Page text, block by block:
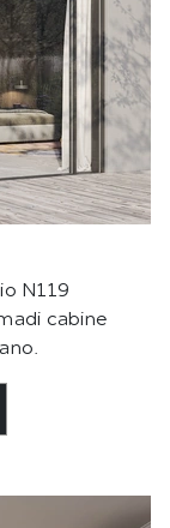
N119
cabine